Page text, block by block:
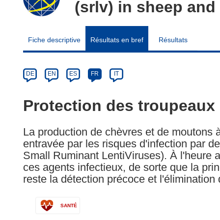
(srlv) in sheep and
Fiche descriptive Résultats en bref Résultats
Category
Article
available
the
languages:
DE EN ES FR IT
Protection des troupeaux
La production de chèvres et de moutons
entravée par les risques d'infection par
Small Ruminant LentiViruses). À l'heure
ces agents infectieux, de sorte que la
reste la détection précoce et l'élimination
SANTÉ